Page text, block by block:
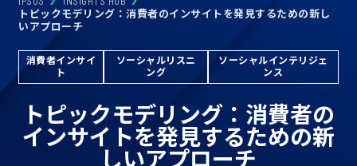
トピックモデリング：消費者のインサイトを発見するための新し
いアプローチ
消費者インサイ
ト
ソーシャルリスニ
ング
ソーシャルインテリジェ
ンス
トピックモデリング：消費者の
インサイトを発見するための新
しいアプローチ